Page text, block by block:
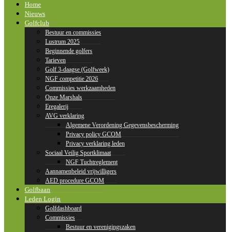
Home
Nieuws
Golfclub
Bestuur en commissies
Lustrum 2025
Beginnende golfers
Tarieven
Golf 3-daagse (Golfweek)
NGF competitie 2026
Commissies werkzaamheden
Onze Marshals
Eregalerij
AVG verklaring
Algemene Verordening Gegevensbescherming
Privacy policy GCOM
Privacy verklaring leden
Sociaal Veilig Sportklimaat
NGF Tuchtreglement
Aannamenbeleid vrijwilligers
AED procedure GCOM
Golfbaan
Leden Login
Golfdashboard
Commissies
Bestuur en verenigingszaken